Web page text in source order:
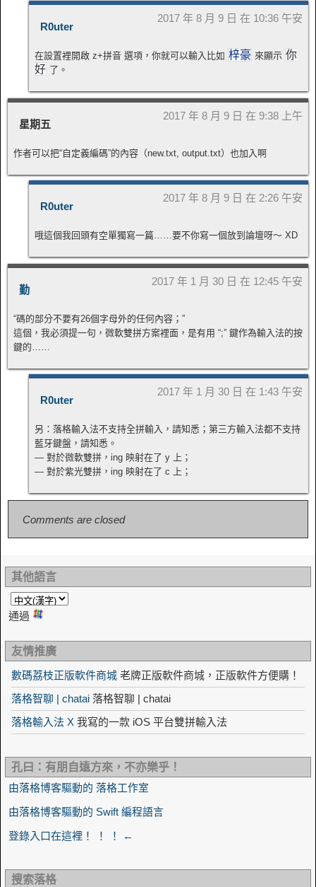
R0uter
2017 年 8 月 9 日 在 10:36 午安
在設置裡開啟 z+拼音 選項，你就可以輸入比如 梓豪 來顯示 你
好 了。
星期五
2017 年 8 月 9 日 在 9:38 上午
作者可以把“自定義編碼”的內容（new.txt, output.txt）也加入啊
R0uter
2017 年 8 月 9 日 在 2:26 午安
哦這個我回頭有空單獨寫一篇……要不你寫一個放到論壇呀～ XD
勤
2017 年 1 月 30 日 在 12:45 午安
“碼的部分不要有26個字母外的任何內容；”
這個，我必須提一句，微軟雙拼方案裡面，是有用 “;” 鍵作為輸入法的按
鍵的……
R0uter
2017 年 1 月 30 日 在 1:43 午安
另：落格輸入法不支持全拼輸入，請知悉；第三方輸入法都不支持
藍牙鍵盤，請知悉。
— 對於微軟雙拼，ing 映射在了 y 上；
— 對於紫光雙拼，ing 映射在了 c 上；
Comments are closed
其他語言
通過
友情推廣
數碼荔枝正版軟件商城 老牌正版軟件商城，正版軟件方便購！
落格智聊 | chatai 落格智聊 | chatai
落格輸入法 X 我寫的一款 iOS 平台雙拼輸入法
孔曰：有朋自遠方來，不亦樂乎！
由落格博客驅動的 落格工作室
由落格博客驅動的 Swift 編程語言
登錄入口在這裡！ ！ ！ ←
搜索落格